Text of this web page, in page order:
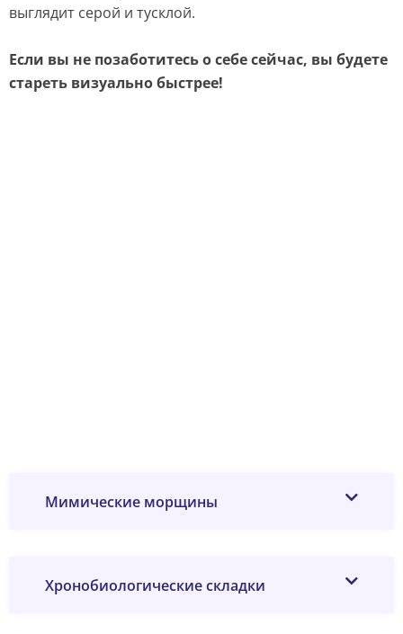
выглядит серой и тусклой.
Если вы не позаботитесь о себе сейчас, вы будете
стареть визуально быстрее!
Мимические морщины
Хронобиологические складки